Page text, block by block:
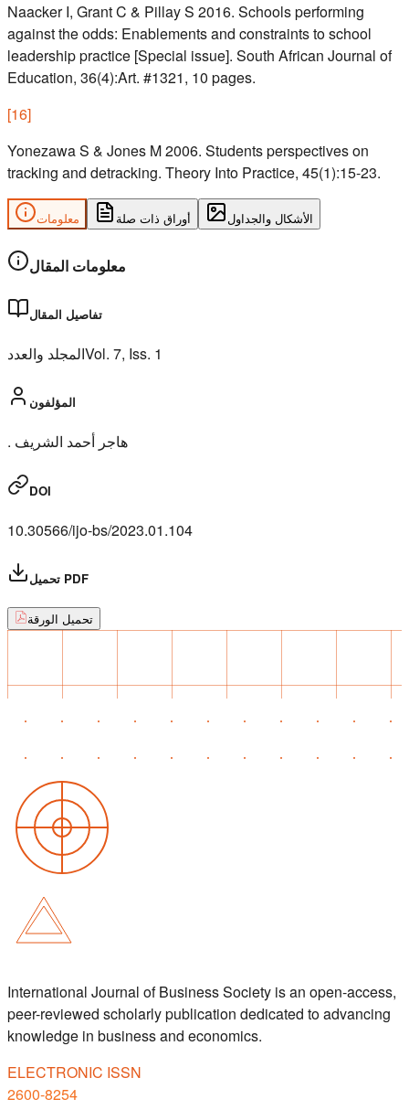
Naacker I, Grant C & Pillay S 2016. Schools performing
against the odds: Enablements and constraints to school
leadership practice [Special issue]. South African Journal of
Education, 36(4):Art. #1321, 10 pages.
[16]
Yonezawa S & Jones M 2006. Students perspectives on
tracking and detracking. Theory Into Practice, 45(1):15-23.
معلومات أوراق ذات صلة الأشكال والجداول
معلومات المقال
تفاصيل المقال
المجلد والعددVol. 7, Iss. 1
المؤلفون
. هاجر أحمد الشريف
DOI
10.30566/ijo-bs/2023.01.104
تحميل PDF
تحميل الورقة
International Journal of Business Society is an open-access,
peer-reviewed scholarly publication dedicated to advancing
knowledge in business and economics.
ELECTRONIC ISSN
2600-8254